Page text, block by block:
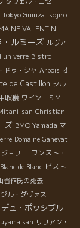
Tokyo Guinza Isojiro
VALENTIN
・ルミーズ ルヴァ
verre Bistro
ドゥ・シャ Arbois オ
de Castillon シル
収穫 ワイン ＳＭ
san Christian
ズ BMO Yamada マ
Domaine Ganevat
ョリ コワンスト・
Blanc de Blanc ビスト
晋作氏の死去
ル・ダヴァス
ュ・ポッシブル
san リリアン・